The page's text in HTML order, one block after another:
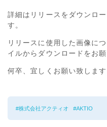
詳細はリリースをダウンロ
す。
リリースに使用した画像に
イルからダウンロードをお願
何卒、宜しくお願い致します
株式会社アクティオ AKTIO